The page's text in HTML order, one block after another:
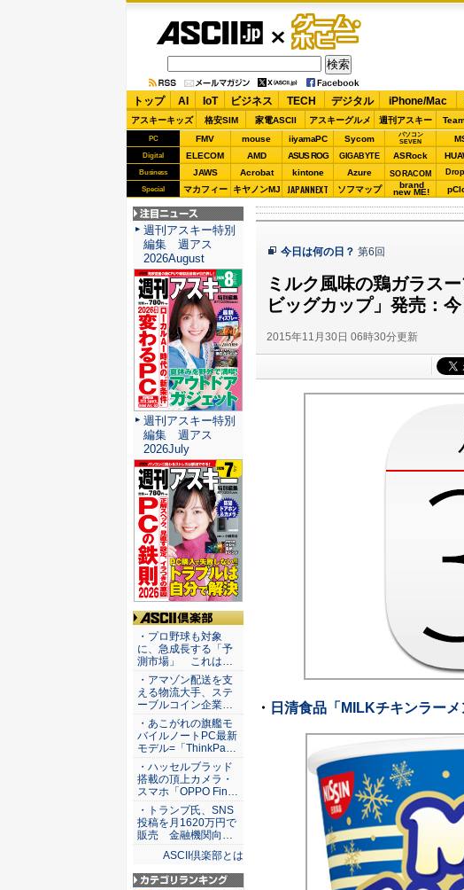
ゲーム・
ホビー
トップ AI IoT ビジネス TECH デジタル iPhone/Mac
アスキーキッズ 格安SIM 家電ASCII アスキーグルメ 週刊アスキー
PC FMV mouse iiyamaPC Sycom
パソコン
SEVEN
Digital ELECOM AMD ASUS ROG GIGABYTE ASRock
Business JAWS Acrobat kintone Azure SORACOM
Special マカフィー キヤノンMJ JAPANNEXT ソフマップ brand
new ME!
今日は何の日？ 第6回
ミルク風味の鶏ガラス
ビッグカップ」発売：
2015年11月30日 06時30分更新
・ 日清食品「MILKチキンラー
注目ニュース
週刊アスキー特別
編集 週アス
2026August
週刊アスキー特別
編集 週アス
2026July
ASCII倶楽部
・プロ野球も対象
に、急成長する「予
測市場」 これは…
・アマゾン配送を支
える物流大手、ステ
ーブルコイン企業…
・あこがれの旗艦モ
バイルノートPC最新
モデル=「ThinkPa…
・ハッセルブラッド
搭載の頂上カメラ・
スマホ「OPPO Fin…
・トランプ氏、SNS
投稿を月1620万円で
販売 金融機関向…
ASCII倶楽部とは